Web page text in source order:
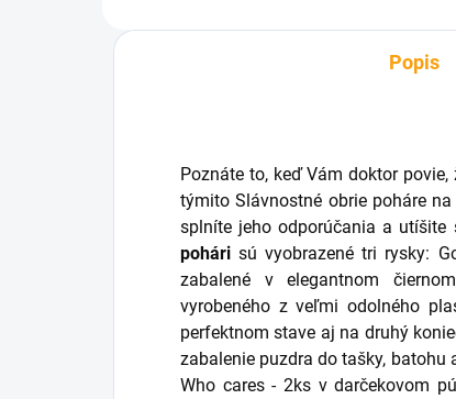
Popis
Poznáte to, keď Vám doktor
týmito Slávnostné obrie poháre
splníte jeho odporúčania a
pohári sú vyobrazené tri rysky:
zabalené v elegantnom
vyrobeného z veľmi odolného
perfektnom stave aj na druhý
zabalenie puzdra do tašky, batohu
Who cares - 2ks v darčekovom